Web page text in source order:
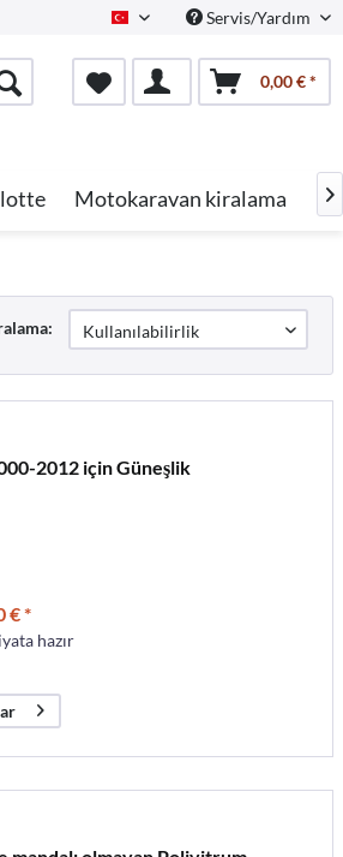
Turkish Servis/Yardım
0,00 € *
Motokaravan kiralama 
2012 için Güneşlik
€ *
hazır